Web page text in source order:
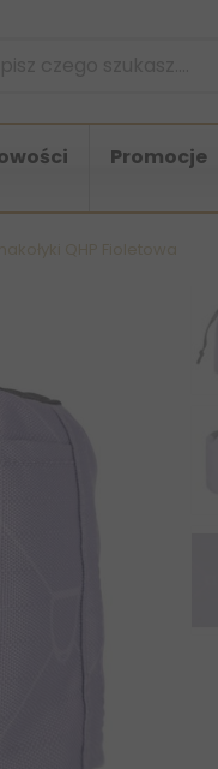
Promocje